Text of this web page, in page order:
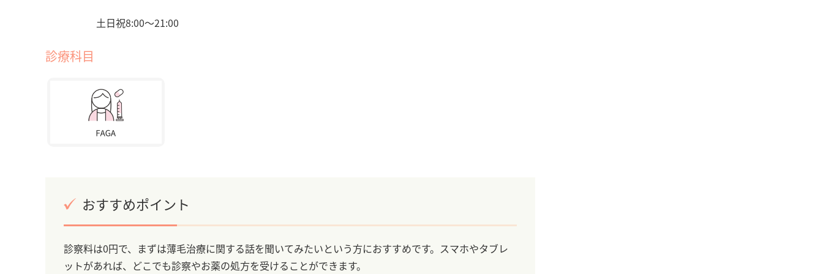
土日祝8:00〜21:00
診療科目
おすすめポイント
診察料は0円で、まずは薄毛治療に関する話を聞いてみたいという方におすすめです。スマホやタブレ
ットがあれば、どこでも診察やお薬の処方を受けることができます。